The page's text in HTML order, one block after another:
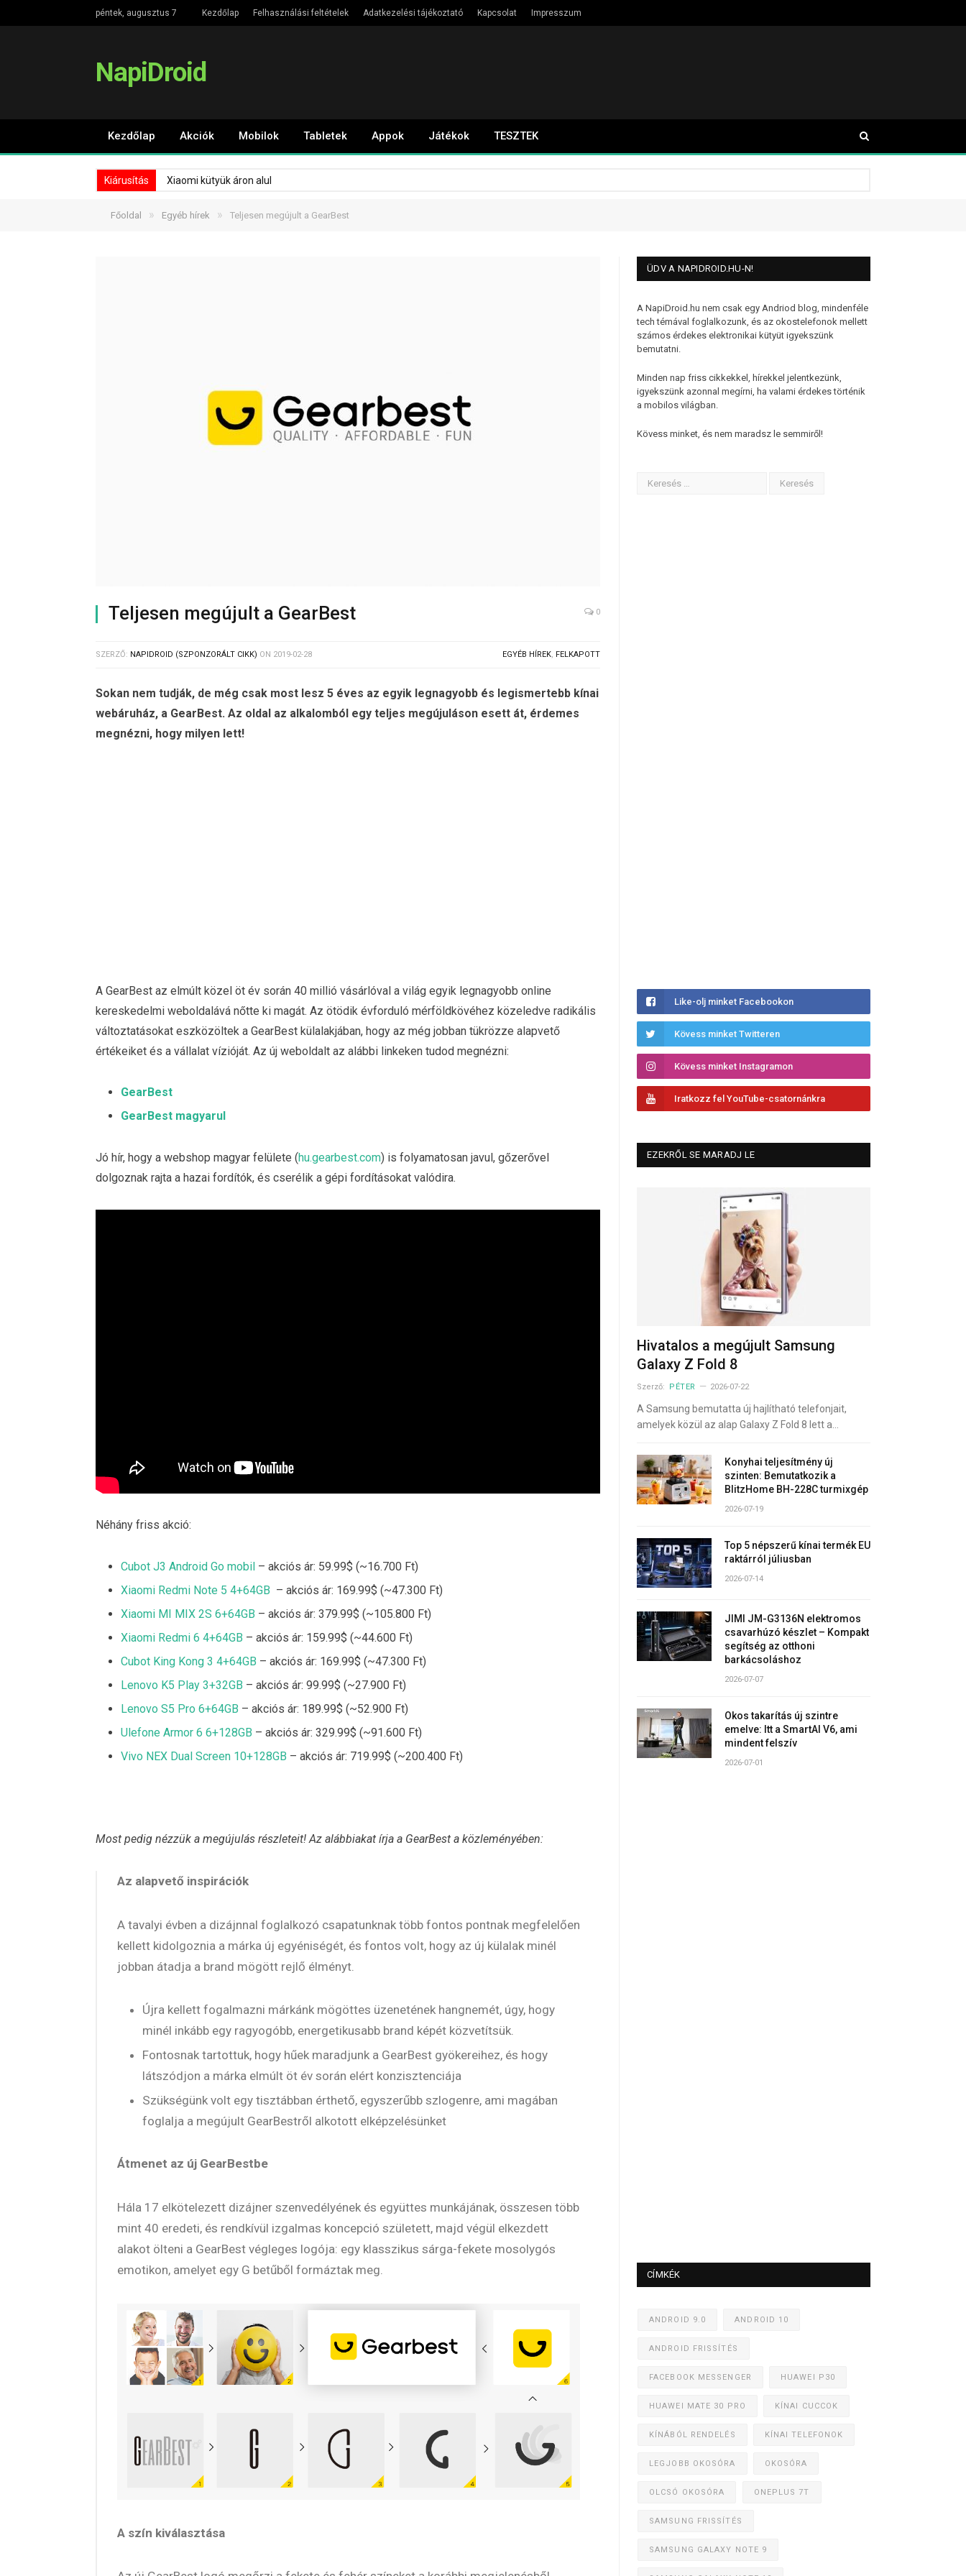
péntek, augusztus 7 Kezdőlap Felhasználási feltételek Adatkezelési tájékoztató Kapcsolat Impresszum
NapiDroid
Kezdőlap Akciók Mobilok Tabletek Appok Játékok TESZTEK
Kiárusítás Xiaomi kütyük áron alul
Főoldal » Egyéb hírek » Teljesen megújult a GearBest
Teljesen megújult a GearBest 0
SZERZŐ: NAPIDROID (SZPONZORÁLT CIKK) ON 2019-02-28 EGYÉB HÍREK, FELKAPOTT
Sokan nem tudják, de még csak most lesz 5 éves az egyik legnagyobb és legismertebb kínai
webáruház, a GearBest. Az oldal az alkalomból egy teljes megújuláson esett át, érdemes
megnézni, hogy milyen lett!
A GearBest az elmúlt közel öt év során 40 millió vásárlóval a világ egyik legnagyobb online
kereskedelmi weboldalává nőtte ki magát. Az ötödik évforduló mérföldkövéhez közeledve radikális
változtatásokat eszközöltek a GearBest külalakjában, hogy az még jobban tükrözze alapvető
értékeiket és a vállalat vízióját. Az új weboldalt az alábbi linkeken tudod megnézni:
GearBest
GearBest magyarul
Jó hír, hogy a webshop magyar felülete (hu.gearbest.com) is folyamatosan javul, gőzerővel
dolgoznak rajta a hazai fordítók, és cserélik a gépi fordításokat valódira.
Néhány friss akció:
Cubot J3 Android Go mobil – akciós ár: 59.99$ (~16.700 Ft)
Xiaomi Redmi Note 5 4+64GB – akciós ár: 169.99$ (~47.300 Ft)
Xiaomi MI MIX 2S 6+64GB – akciós ár: 379.99$ (~105.800 Ft)
Xiaomi Redmi 6 4+64GB – akciós ár: 159.99$ (~44.600 Ft)
Cubot King Kong 3 4+64GB – akciós ár: 169.99$ (~47.300 Ft)
Lenovo K5 Play 3+32GB – akciós ár: 99.99$ (~27.900 Ft)
Lenovo S5 Pro 6+64GB – akciós ár: 189.99$ (~52.900 Ft)
Ulefone Armor 6 6+128GB – akciós ár: 329.99$ (~91.600 Ft)
Vivo NEX Dual Screen 10+128GB – akciós ár: 719.99$ (~200.400 Ft)
Most pedig nézzük a megújulás részleteit! Az alábbiakat írja a GearBest a közleményében:
Az alapvető inspirációk
A tavalyi évben a dizájnnal foglalkozó csapatunknak több fontos pontnak megfelelően
kellett kidolgoznia a márka új egyéniségét, és fontos volt, hogy az új külalak minél
jobban átadja a brand mögött rejlő élményt.
Újra kellett fogalmazni márkánk mögöttes üzenetének hangnemét, úgy, hogy
minél inkább egy ragyogóbb, energetikusabb brand képét közvetítsük.
Fontosnak tartottuk, hogy hűek maradjunk a GearBest gyökereihez, és hogy
látszódjon a márka elmúlt öt év során elért konzisztenciája
Szükségünk volt egy tisztábban érthető, egyszerűbb szlogenre, ami magában
foglalja a megújult GearBestről alkotott elképzelésünket
Átmenet az új GearBestbe
Hála 17 elkötelezett dizájner szenvedélyének és együttes munkájának, összesen több
mint 40 eredeti, és rendkívül izgalmas koncepció született, majd végül elkezdett
alakot ölteni a GearBest végleges logója: egy klasszikus sárga-fekete mosolygós
emotikon, amelyet egy G betűből formáztak meg.
A szín kiválasztása
ÜDV A NAPIDROID.HU-N!
A NapiDroid.hu nem csak egy Andriod blog, mindenféle
tech témával foglalkozunk, és az okostelefonok mellett
számos érdekes elektronikai kütyüt igyekszünk
bemutatni.
Minden nap friss cikkekkel, hírekkel jelentkezünk,
igyekszünk azonnal megírni, ha valami érdekes történik
a mobilos világban.
Kövess minket, és nem maradsz le semmiről!
Like-olj minket Facebookon
Kövess minket Twitteren
Kövess minket Instagramon
Iratkozz fel YouTube-csatornánkra
EZEKRŐL SE MARADJ LE
Hivatalos a megújult Samsung
Galaxy Z Fold 8
Szerző: PÉTER 2026-07-22
A Samsung bemutatta új hajlítható telefonjait,
amelyek közül az alap Galaxy Z Fold 8 lett a…
Konyhai teljesítmény új
szinten: Bemutatkozik a
BlitzHome BH-228C turmixgép
2026-07-19
Top 5 népszerű kínai termék EU
raktárról júliusban
2026-07-14
JIMI JM-G3136N elektromos
csavarhúzó készlet – Kompakt
segítség az otthoni
barkácsoláshoz
2026-07-07
Okos takarítás új szintre
emelve: Itt a SmartAI V6, ami
mindent felszív
2026-07-01
CÍMKÉK
ANDROID 9.0 ANDROID 10
ANDROID FRISSÍTÉS
FACEBOOK MESSENGER HUAWEI P30
HUAWEI MATE 30 PRO KÍNAI CUCCOK
KÍNÁBÓL RENDELÉS KÍNAI TELEFONOK
LEGJOBB OKOSÓRA OKOSÓRA
OLCSÓ OKOSÓRA ONEPLUS 7T
SAMSUNG FRISSÍTÉS
SAMSUNG GALAXY NOTE 9